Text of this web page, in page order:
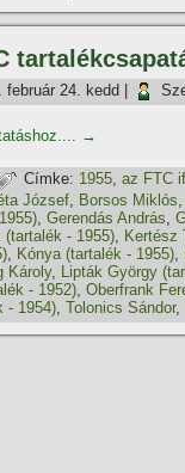
február 24. kedd
→
Címke: 1955, az FTC
József, Borsos Miklós,
, Gerendás András,
(tartalék - 1955), Kertész
, Kónya (tartalék - 1955),
Károly, Lipták György
- 1952), Oberfrank
- 1954), Tolonics Sándor,